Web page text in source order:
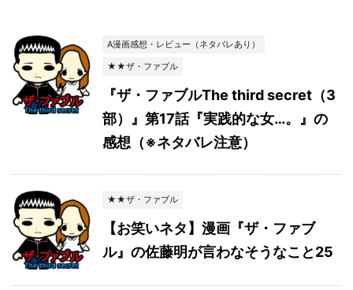
A漫画感想・レビュー（ネタバレあり）
★★ザ・ファブル
『ザ・ファブルThe third secret（3
部）』第17話『実践的な女…。』の
感想（※ネタバレ注意）
★★ザ・ファブル
【お笑いネタ】漫画『ザ・ファブ
ル』の佐藤明が言わなそうなこと25